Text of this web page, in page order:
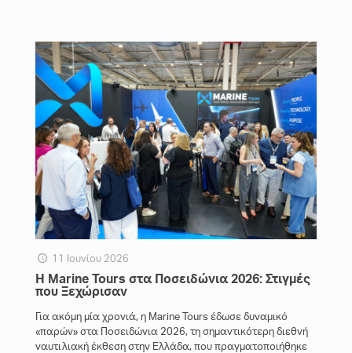
11 Ιουνίου 2026
Η Marine Tours στα Ποσειδώνια 2026: Στιγμές
που Ξεχώρισαν
Για ακόμη μία χρονιά, η Marine Tours έδωσε δυναμικό
«παρών» στα Ποσειδώνια 2026, τη σημαντικότερη διεθνή
ναυτιλιακή έκθεση στην Ελλάδα, που πραγματοποιήθηκε